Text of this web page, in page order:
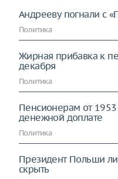
Андрееву погнали с
Политика
Жирная прибавка к
декабря
Политика
Пенсионерам от
денежной доплате
Политика
Президент Польши
скрыть